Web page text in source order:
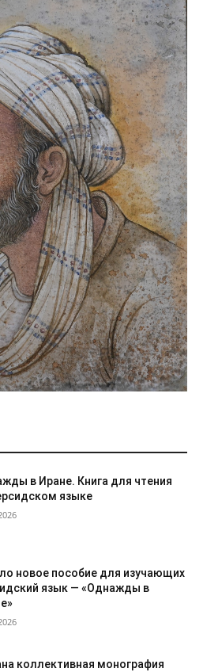
в Иране. Книга для чтения
языке
новое пособие для изучающих
язык — «Однажды в
коллективная монография